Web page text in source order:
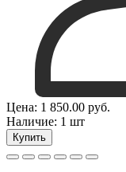
Цена: 1 850.00 руб.
Наличие: 1 шт
Купить